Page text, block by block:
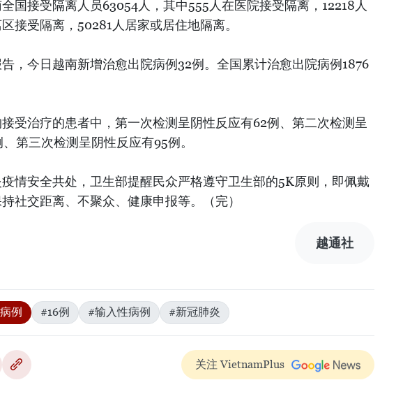
国接受隔离人员63054人，其中555人在医院接受隔离，12218人
接受隔离，50281人居家或居住地隔离。
，今日越南新增治愈出院病例32例。全国累计治愈出院病例1876
受治疗的患者中，第一次检测呈阴性反应有62例、第二次检测呈
第三次检测呈阴性反应有95例。
情安全共处，卫生部提醒民众严格遵守卫生部的5K原则，即佩戴
社交距离、不聚众、健康申报等。（完）
越通社
例 #16例 #输入性病例 #新冠肺炎
关注 VietnamPlus